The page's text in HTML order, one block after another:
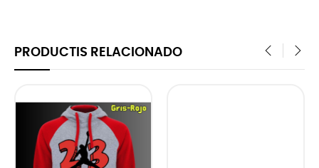
PRODUCTIS RELACIONADO